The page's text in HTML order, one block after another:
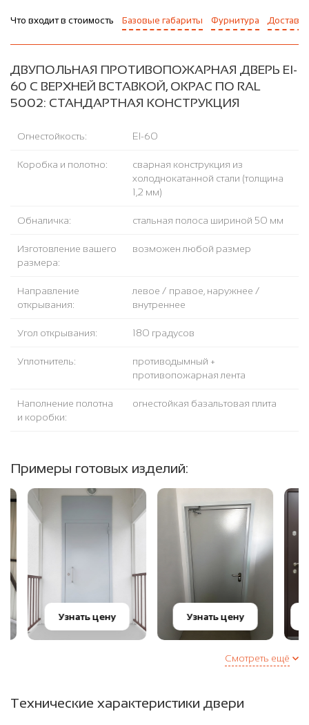
Что входит в стоимость Базовые габариты Фурнитура Доставка
ДВУПОЛЬНАЯ ПРОТИВОПОЖАРНАЯ ДВЕРЬ EI-
60 С ВЕРХНЕЙ ВСТАВКОЙ, ОКРАС ПО RAL
5002: СТАНДАРТНАЯ КОНСТРУКЦИЯ
Огнестойкость: EI-60
Коробка и полотно:
сварная конструкция из
холоднокатанной стали (толщина
1,2 мм)
Обналичка: стальная полоса шириной 50 мм
Изготовление вашего
размера:
возможен любой размер
Направление
открывания:
левое / правое, наружнее /
внутреннее
Угол открывания: 180 градусов
Уплотнитель:
противодымный +
противопожарная лента
Наполнение полотна
и коробки:
огнестойкая базальтовая плита
Примеры готовых изделий:
Узнать цену Узнать цену
Смотреть ещё
Технические характеристики двери